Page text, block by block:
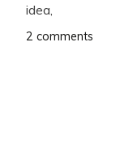
idea,
2 comments